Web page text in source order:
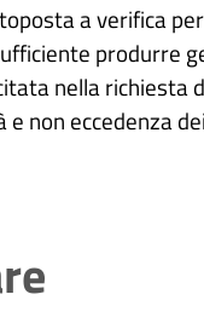
a verifica
produrre
nella richiesta
e non eccedenza